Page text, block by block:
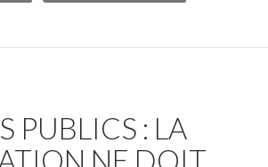
PUBLICS : LA
NE DOIT